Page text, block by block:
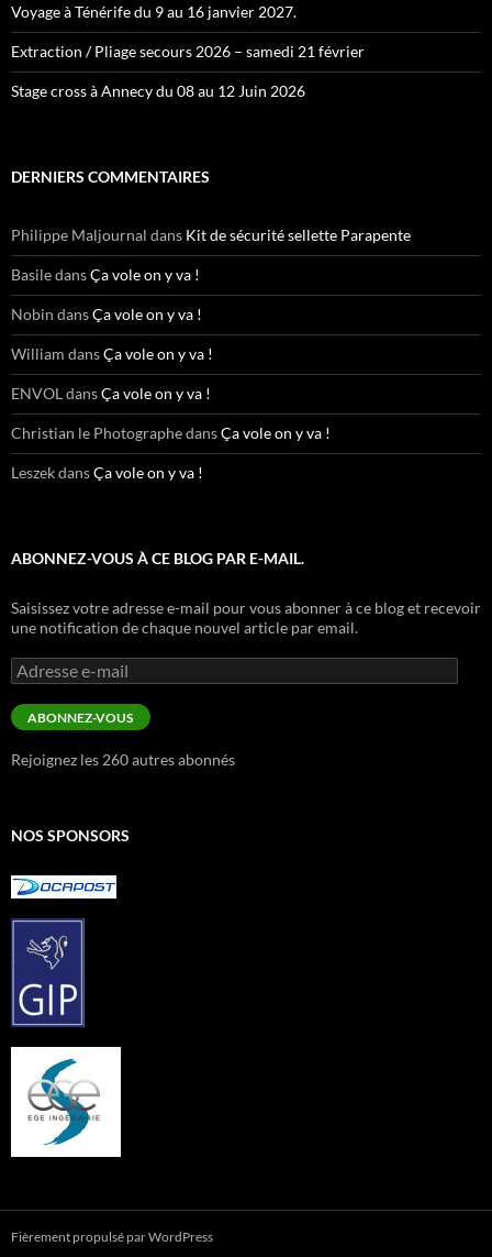
Voyage à Ténérife du 9 au 16 janvier 2027.
Extraction / Pliage secours 2026 – samedi 21 février
Stage cross à Annecy du 08 au 12 Juin 2026
DERNIERS COMMENTAIRES
Philippe Maljournal dans Kit de sécurité sellette Parapente
BasiledansÇa vole on y va !
Nobin dansÇa vole on y va !
William dansÇa vole on y va !
ENVOL dansÇa vole on y va !
Christian le PhotographedansÇa vole on y va !
LeszekdansÇa vole on y va !
ABONNEZ-VOUS À CE BLOG PAR E-MAIL.
Saisissez votre adresse e-mail pour vous abonner à ce blog et recevoir
une notification de chaque nouvel article par email.
Adresse
e-
mail
ABONNEZ-VOUS
Rejoignez les 260 autres abonnés
NOS SPONSORS
Fièrement propulsé par WordPress